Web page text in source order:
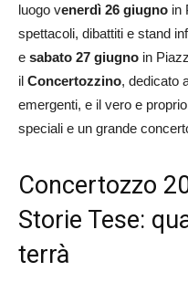
luogo venerdì 26 giugno in
spettacoli, dibattiti e stand
e sabato 27 giugno in
il Concertozzino, dedicato
emergenti, e il vero e proprio
speciali e un grande
Concertozzo
Storie Tese:
terrà